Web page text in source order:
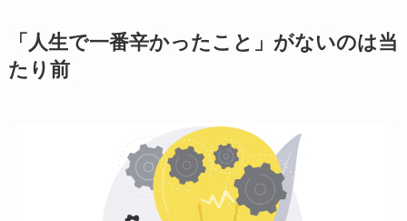
「人生で一番辛かったこと」がないのは当
たり前